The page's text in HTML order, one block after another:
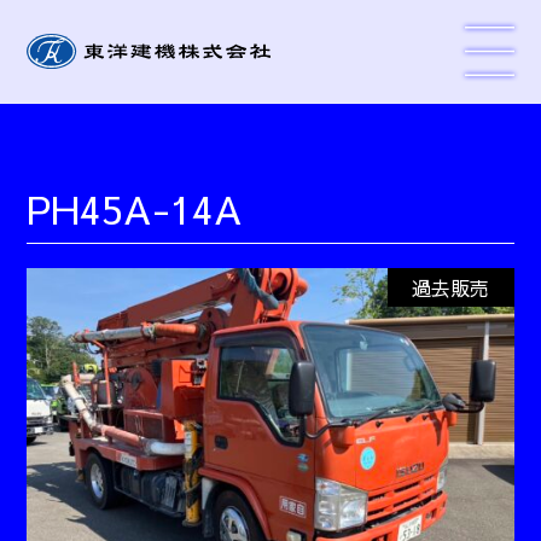
PH45A-14A
過去販売